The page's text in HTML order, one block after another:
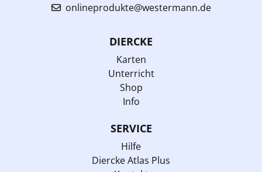
onlineprodukte@westermann.de
DIERCKE
Karten
Unterricht
Shop
Info
SERVICE
Hilfe
Diercke Atlas Plus